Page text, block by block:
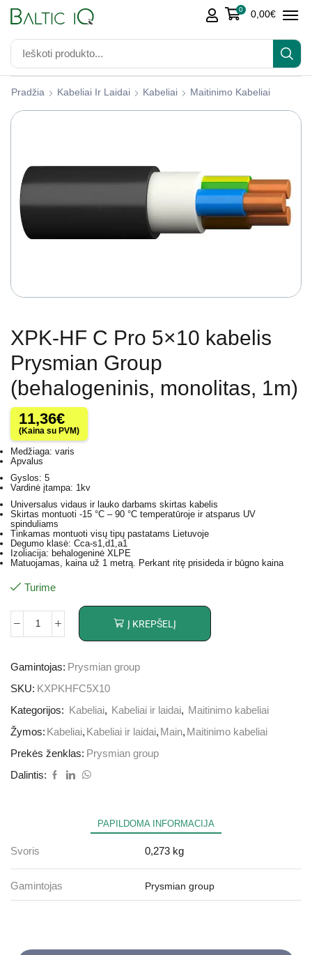
0 0,00€
Pradžia Kabeliai Ir Laidai Kabeliai Maitinimo Kabeliai
XPK-HF C Pro 5×10 kabelis
Prysmian Group
(behalogeninis, monolitas, 1m)
11,36€
(Kaina su PVM)
Medžiaga: varis
Apvalus
Gyslos: 5
Vardinė įtampa: 1kv
Universalus vidaus ir lauko darbams skirtas kabelis
Skirtas montuoti -15 °C – 90 °C temperatūroje ir atsparus UV
spinduliams
Tinkamas montuoti visų tipų pastatams Lietuvoje
Degumo klasė: Cca-s1,d1,a1
Izoliacija: behalogeninė XLPE
Matuojamas, kaina už 1 metrą. Perkant ritę prisideda ir būgno kaina
Turime
Į KREPŠELĮ
Gamintojas: Prysmian group
SKU: KXPKHFC5X10
Kategorijos:
Kabeliai, Kabeliai ir laidai, Maitinimo kabeliai
Žymos: Kabeliai, Kabeliai ir laidai, Main, Maitinimo kabeliai
Prekės ženklas: Prysmian group
Dalintis:
PAPILDOMA INFORMACIJA
Svoris 0,273 kg
Gamintojas Prysmian group